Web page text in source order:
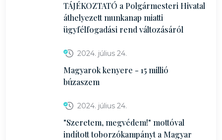
TÁJÉKOZTATÓ a Polgármesteri Hivatal
áthelyezett munkanap miatti
ügyfélfogadási rend változásáról
2024. július 24.
Magyarok kenyere - 15 millió
búzaszem
2024. július 24.
"Szeretem, megvédem!" mottóval
indított toborzókampányt a Magyar